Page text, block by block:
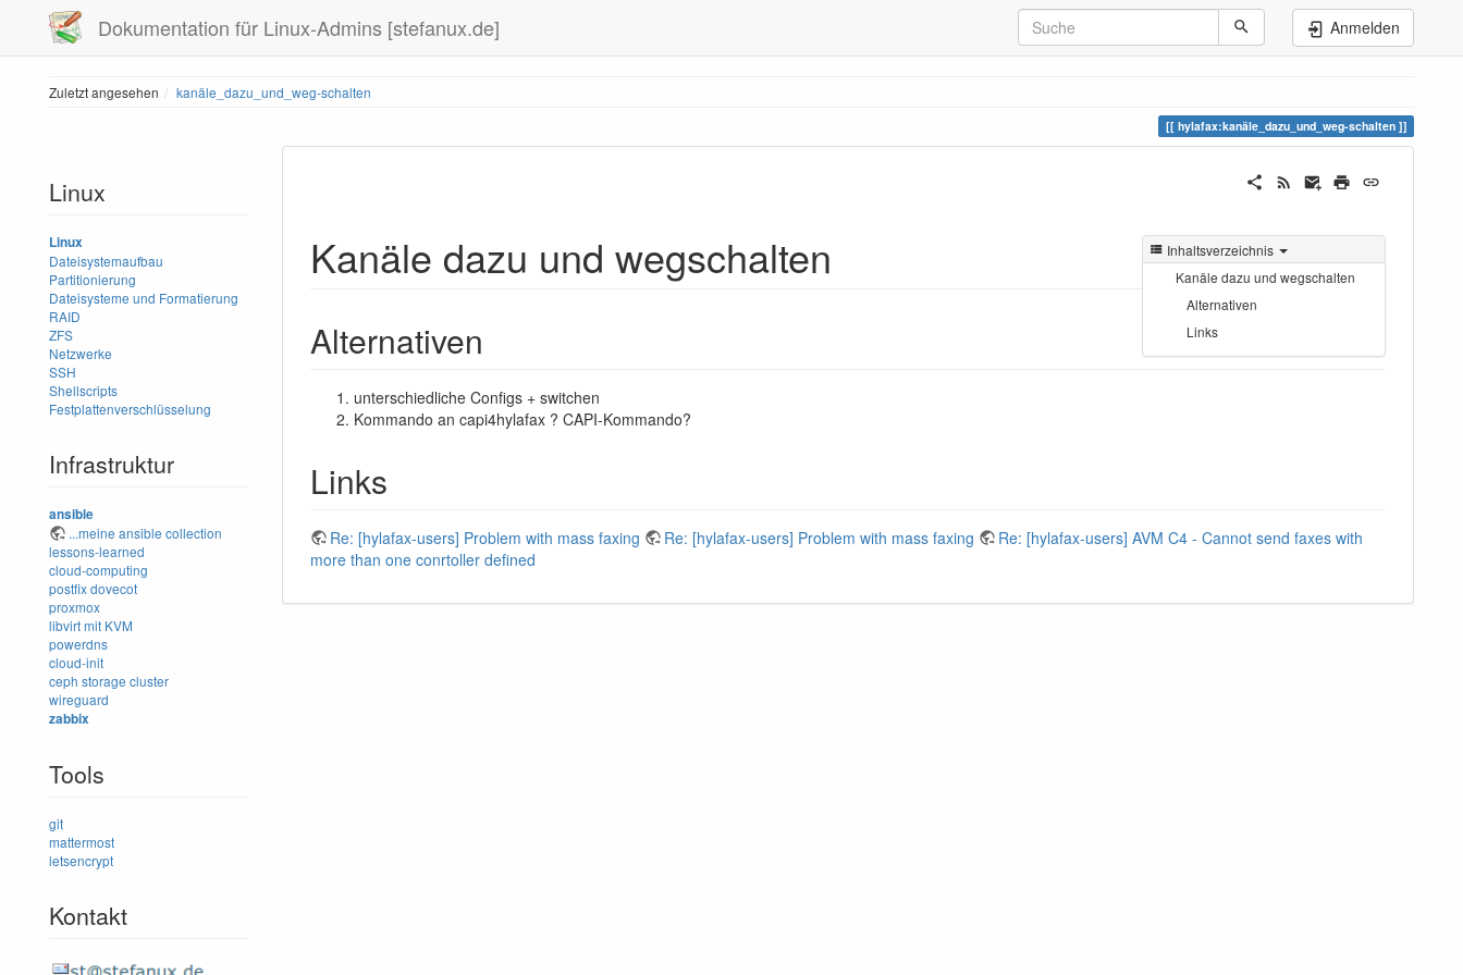
Dokumentation für Linux-Admins [stefanux.de] Anmelden
Zuletzt angesehen kanäle_dazu_und_weg-schalten
hylafax:kanäle_dazu_und_weg-schalten
Linux
Linux
Dateisystemaufbau
Partitionierung
Dateisysteme und Formatierung
RAID
ZFS
Netzwerke
SSH
Shellscripts
Festplattenverschlüsselung
Infrastruktur
ansible
...meine ansible collection
lessons-learned
cloud-computing
postfixdovecot
proxmox
libvirt mit KVM
powerdns
cloud-init
ceph storage cluster
wireguard
zabbix
Tools
git
mattermost
letsencrypt
Kontakt
Inhaltsverzeichnis
Kanäle dazu und wegschalten
Alternativen
Links
Kanäle dazu und wegschalten
Alternativen
unterschiedliche Configs + switchen
Kommando an capi4hylafax ? CAPI-Kommando?
Links
Re: [hylafax-users] Problem with mass faxing Re: [hylafax-users] Problem with mass faxing
Re: [hylafax-users] AVM C4 - Cannot send faxes with
more than one conrtoller defined